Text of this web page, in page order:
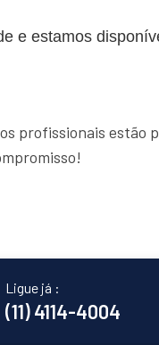
e estamos
profissionais estão
Ligue já :
(11) 4114-4004